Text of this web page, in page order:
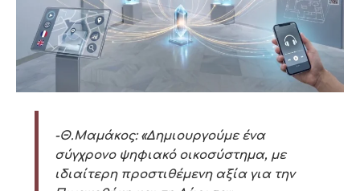
-Θ.Μαμάκος: «Δημιουργούμε ένα
σύγχρονο ψηφιακό οικοσύστημα, με
ιδιαίτερη προστιθέμενη αξία για την